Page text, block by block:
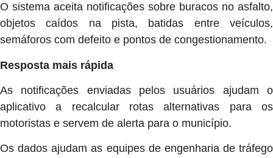
O sistema aceita notificações sobre buracos no asfalto,
objetos caídos na pista, batidas entre veículos,
semáforos com defeito e pontos de congestionamento.
Resposta mais rápida
As notificações enviadas pelos usuários ajudam o
aplicativo a recalcular rotas alternativas para os
motoristas e servem de alerta para o município.
Os dados ajudam as equipes de engenharia de tráfego